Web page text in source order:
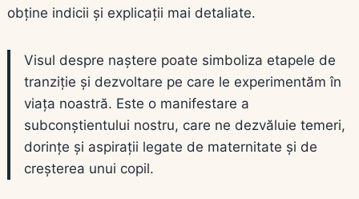
obține indicii și explicații mai detaliate.
Visul despre naștere poate simboliza etapele de
tranziție și dezvoltare pe care le experimentăm în
viața noastră. Este o manifestare a
subconștientului nostru, care ne dezvăluie temeri,
dorințe și aspirații legate de maternitate și de
creșterea unui copil.